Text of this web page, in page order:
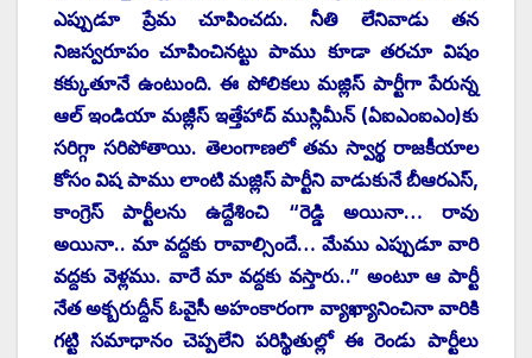
ఎప్పుడూ ప్రేమ చూపించదు. నీతి లేనివాడు తన
నిజస్వరూపం చూపించినట్టు పాము కూడా తరచూ విషం
కక్కుతూనే ఉంటుంది. ఈ పోలికలు మజ్లిస్ పార్టీగా పేరున్న
ఆల్ ఇండియా మజ్లీస్ ఇత్తేహాద్ ముస్లిమీన్ (ఏఐఎంఐఎం)కు
సరిగ్గా సరిపోతాయి. తెలంగాణలో తమ స్వార్థ రాజకీయాల
కోసం విష పాము లాంటి మజ్లిస్ పార్టీని వాడుకునే బీఆరఎస్,
కాంగ్రెస్ పార్టీలను ఉద్దేశించి “రెడ్డి అయినా… రావు
అయినా.. మా వద్దకు రావాల్సిందే… మేము ఎప్పుడూ వారి
వద్దకు వెళ్లము. వారే మా వద్దకు వస్తారు..” అంటూ ఆ పార్టీ
నేత అక్బరుద్దీన్ ఓవైసీ అహంకారంగా వ్యాఖ్యానించినా వారికి
గట్టి సమాధానం చెప్పలేని పరిస్థితుల్లో ఈ రెండు పార్టీలు